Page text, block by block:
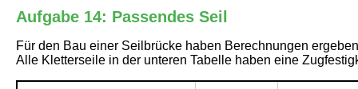
Aufgabe 14: Passendes Seil
Für den Bau einer Seilbrücke haben Berechnungen
Alle Kletterseile in der unteren Tabelle haben eine